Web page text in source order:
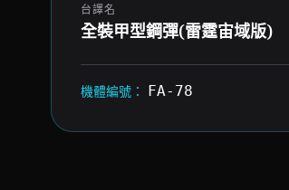
台譯名
全裝甲型鋼彈(雷霆宙域版)
機體編號： FA-78